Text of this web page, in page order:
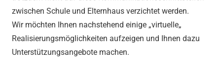
zwischen Schule und Elternhaus verzichtet werden.
Wir möchten Ihnen nachstehend einige „virtuelle„
Realisierungsmöglichkeiten aufzeigen und Ihnen dazu
Unterstützungsangebote machen.